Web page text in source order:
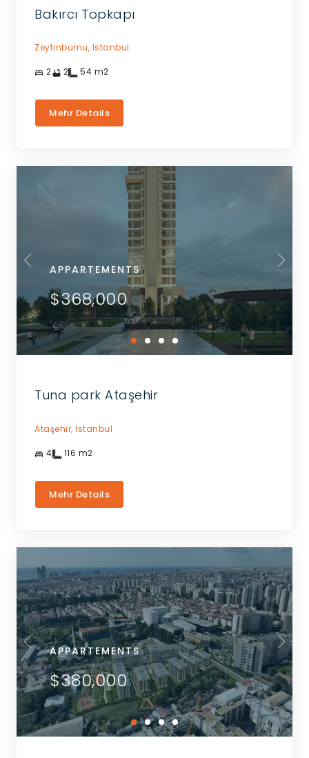
Bakırcı Topkapı
Zeytinburnu, Istanbul
2 2 54 m2
Mehr Details
APPARTEMENTS
$368,000
Tuna park Ataşehir
Ataşehir, Istanbul
4 116 m2
Mehr Details
APPARTEMENTS
$380,000